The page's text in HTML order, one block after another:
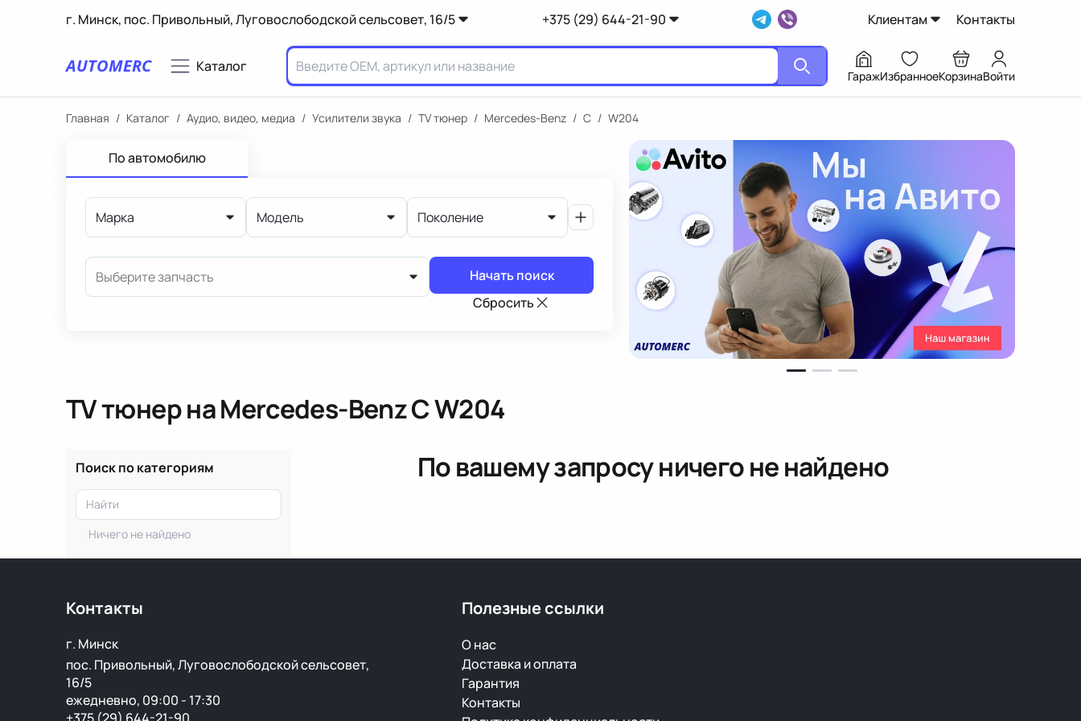
г. Минск, пос. Привольный, Луговослободской сельсовет, 16/5 +375 (29) 644-21-90 Клиентам Контакты
AUTOMERC Каталог
ГаражИзбранноеКорзинаВойти
Главная / Каталог / Аудио, видео, медиа / Усилители звука / TV тюнер / Mercedes-Benz / C / W204
По автомобилю
Марка Модель Поколение
Выберите запчасть
Начать поиск
Сбросить
TV тюнерна Mercedes-Benz C W204
Поиск по категориям
Ничего не найдено
По вашему запросу ничего не найдено
Контакты
г. Минск
пос. Привольный, Луговослободской сельсовет,
16/5
ежедневно, 09:00 - 17:30
Полезные ссылки
О нас
Доставка и оплата
Гарантия
Контакты